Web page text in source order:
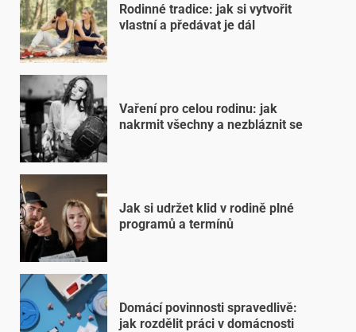
Rodinné tradice: jak si vytvořit
vlastní a předávat je dál
Vaření pro celou rodinu: jak
nakrmit všechny a nezbláznit se
Jak si udržet klid v rodině plné
programů a termínů
Domácí povinnosti spravedlivě:
jak rozdělit práci v domácnosti